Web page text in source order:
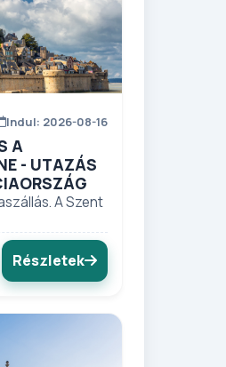
Indul: 2026-08-16
A
- UTAZÁS
A Szent
Részletek